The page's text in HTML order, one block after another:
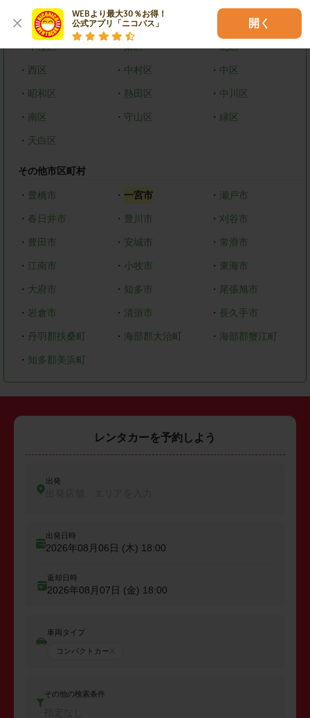
WEBより最大30％お得！
公式アプリ「ニコパス」
開く
名古屋市
・千種区 ・東区 ・北区
・ 西区 ・ 中村区 ・ 中区
・ 昭和区 ・ 熱田区 ・ 中川区
・ 南区 ・ 守山区 ・ 緑区
・ 天白区
その他市区町村
・ 豊橋市 ・ 一宮市 ・瀬戸市
・ 春日井市 ・ 豊川市 ・ 刈谷市
・ 豊田市 ・ 安城市 ・ 常滑市
・ 江南市 ・ 小牧市 ・ 東海市
・ 大府市 ・ 知多市 ・ 尾張旭市
・ 岩倉市 ・ 清須市 ・ 長久手市
・ 丹羽郡扶桑町 ・ 海部郡大治町 ・ 海部郡蟹江町
・ 知多郡美浜町
レンタカーを予約しよう
出発
出発日時
2026年08月06日 (木) 18:00
返却日時
2026年08月07日 (金) 18:00
車両タイプ
コンパクトカー
その他の検索条件